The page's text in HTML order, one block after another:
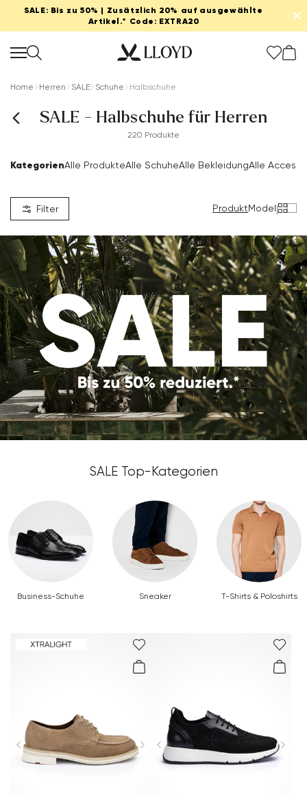
SALE: Bis zu 50% | Zusätzlich 20% auf ausgewählte
Artikel.* Code: EXTRA20
✕
Home Herren SALE Schuhe Halbschuhe
SALE - Halbschuhe für Herren
220 Produkte
KategorienAlle ProdukteAlle SchuheAlle BekleidungAlle
Filter ProduktModel|
SALE Top-Kategorien
Business-Schuhe Sneaker T-Shirts & Poloshirts